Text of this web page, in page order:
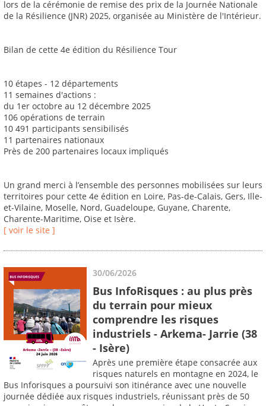
lors de la cérémonie de remise des prix de la Journée Nationale
de la Résilience (JNR) 2025, organisée au Ministère de l'Intérieur.
Bilan de cette 4e édition du Résilience Tour
10 étapes - 12 départements
11 semaines d'actions :
du 1er octobre au 12 décembre 2025
106 opérations de terrain
10 491 participants sensibilisés
11 partenaires nationaux
Près de 200 partenaires locaux impliqués
Un grand merci à l’ensemble des personnes mobilisées sur leurs
territoires pour cette 4e édition en Loire, Pas-de-Calais, Gers, Ille-
et-Vilaine, Moselle, Nord, Guadeloupe, Guyane, Charente,
Charente-Maritime, Oise et Isère.
[ voir le site ]
30/06/2026
Bus InfoRisques : au plus près
du terrain pour mieux
comprendre les risques
industriels - Arkema- Jarrie (38
- Isère)
Après une première étape consacrée aux
risques naturels en montagne en 2024, le
Bus Inforisques a poursuivi son itinérance avec une nouvelle
journée dédiée aux risques industriels, réunissant près de 50